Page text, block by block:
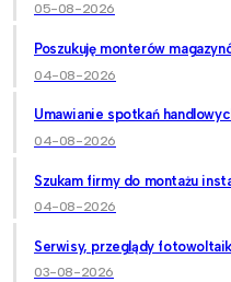
05-08-2026
Poszukuję monterów
04-08-2026
Umawianie spotkań
04-08-2026
Szukam firmy do montażu
04-08-2026
Serwisy, przeglądy
03-08-2026